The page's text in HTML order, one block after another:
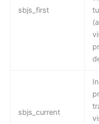
sbjs_first
sbjs_current